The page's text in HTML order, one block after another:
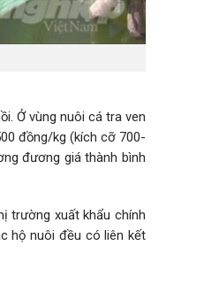
Ở vùng nuôi cá tra ven
đồng/kg (kích cỡ 700-
đương giá thành bình
trường xuất khẩu chính
hộ nuôi đều có liên kết